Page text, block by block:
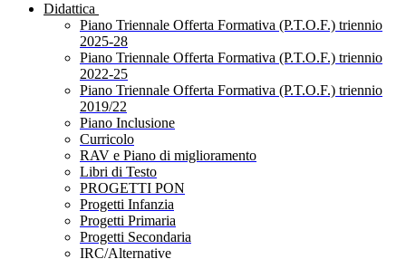
Didattica
Piano Triennale Offerta Formativa (P.T.O.F.) triennio
2025-28
Piano Triennale Offerta Formativa (P.T.O.F.) triennio
2022-25
Piano Triennale Offerta Formativa (P.T.O.F.) triennio
2019/22
Piano Inclusione
Curricolo
RAV e Piano di miglioramento
Libri di Testo
PROGETTI PON
Progetti Infanzia
Progetti Primaria
Progetti Secondaria
IRC/Alternative